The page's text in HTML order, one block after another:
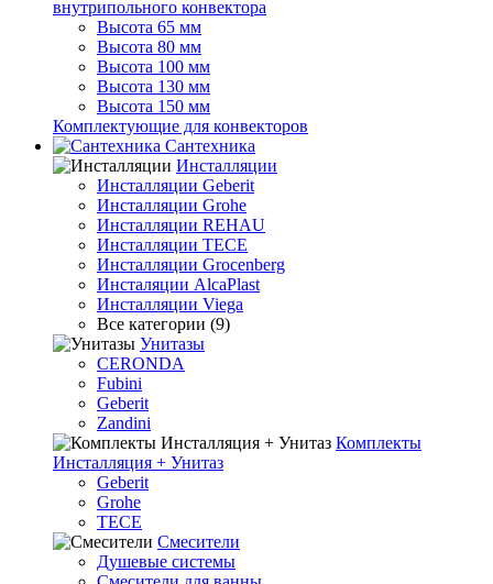
внутрипольного конвектора
Высота 65 мм
Высота 80 мм
Высота 100 мм
Высота 130 мм
Высота 150 мм
Комплектующие для конвекторов
Сантехника
Инсталляции
Инсталляции Geberit
Инсталляции Grohe
Инсталляции REHAU
Инсталляции TECE
Инсталляции Grocenberg
Инсталяции AlcaPlast
Инсталляции Viega
Все категории (9)
Унитазы
CERONDA
Fubini
Geberit
Zandini
Комплекты
Инсталляция + Унитаз
Geberit
Grohe
TECE
Смесители
Душевые системы